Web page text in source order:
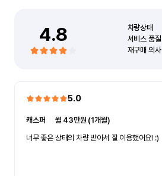
4.8 차량상태
서비스 품질
재구매 의사
5.0
캐스퍼
월 43만원 (1개월)
너무 좋은 상태의 차량 받아서 잘 이용했어요! :)